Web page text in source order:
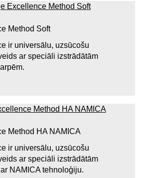
Method Soft
ir universālu, uzsūcošu
ar speciāli izstrādātām
Method HA NAMICA
ir universālu, uzsūcošu
ar speciāli izstrādātām
NAMICA tehnoloģiju.